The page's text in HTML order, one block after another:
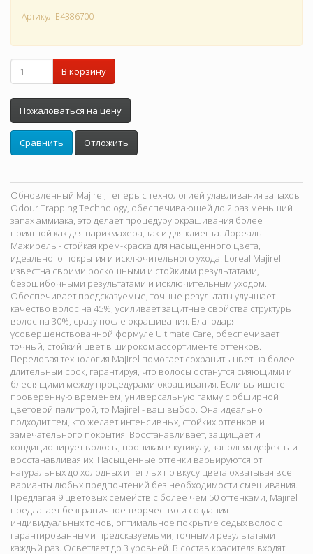
Артикул E4386700
В корзину
Пожаловаться на цену
Сравнить Отложить
Обновленный Majirel, теперь с технологией улавливания запахов
Odour Trapping Technology, обеспечивающей до 2 раз меньший
запах аммиака, это делает процедуру окрашивания более
приятной как для парикмахера, так и для клиента. Лореаль
Мажирель - стойкая крем-краска для насыщенного цвета,
идеального покрытия и исключительного ухода. Loreal Majirel
известна своими роскошными и стойкими результатами,
безошибочными результатами и исключительным уходом.
Обеспечивает предсказуемые, точные результаты улучшает
качество волос на 45%, усиливает защитные свойства структуры
волос на 30%, сразу после окрашивания. Благодаря
усовершенствованной формуле Ultimate Care, обеспечивает
точный, стойкий цвет в широком ассортименте оттенков.
Передовая технология Majirel помогает сохранить цвет на более
длительный срок, гарантируя, что волосы останутся сияющими и
блестящими между процедурами окрашивания. Если вы ищете
проверенную временем, универсальную гамму с обширной
цветовой палитрой, то Majirel - ваш выбор. Она идеально
подходит тем, кто желает интенсивных, стойких оттенков и
замечательного покрытия. Восстанавливает, защищает и
кондиционирует волосы, проникая в кутикулу, заполняя дефекты и
восстанавливая их. Насыщенные оттенки варьируются от
натуральных до холодных и теплых по вкусу цвета охватывая все
варианты любых предпочтений без необходимости смешивания.
Предлагая 9 цветовых семейств с более чем 50 оттенками, Majirel
предлагает безграничное творчество и создания
индивидуальных тонов, оптимальное покрытие седых волос с
гарантированными предсказуемыми, точными результатами
каждый раз. Осветляет до 3 уровней. В состав красителя входят